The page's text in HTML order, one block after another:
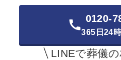
0120-
365日24
LINEで葬儀